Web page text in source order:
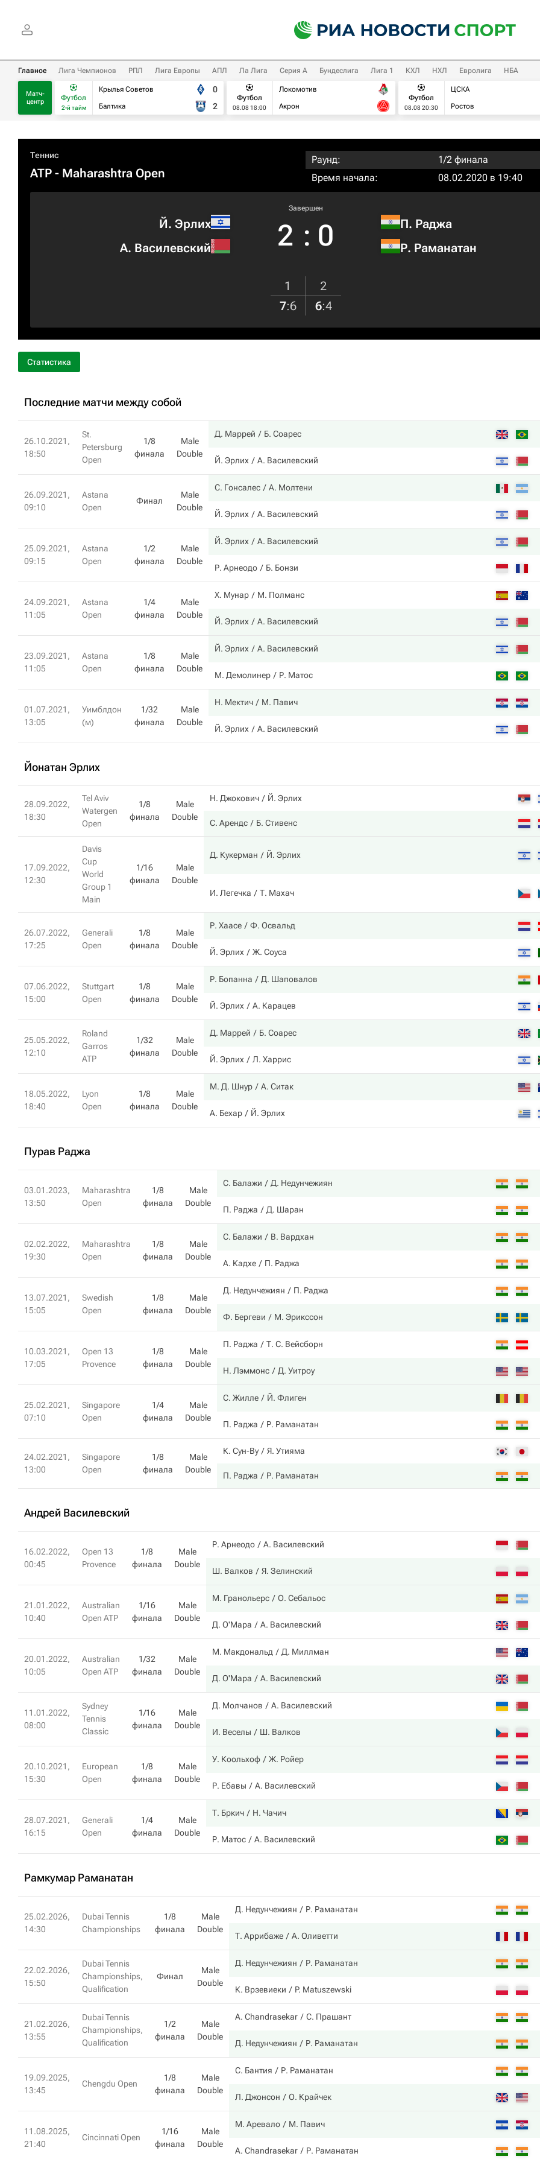
Главное Лига Чемпионов РПЛ Лига Европы АПЛ Ла Лига Серия А Бундеслига Лига 1 КХЛ НХЛ Евролига НБА
Матч-
центр
Футбол
2-й тайм
Крылья Советов
Балтика
0
2
Футбол
08.08 18:00
Локомотив
Акрон
Футбол
08.08 20:30
ЦСКА
Ростов
Теннис
ATP - Maharashtra Open
Раунд:
1/2 финала
Время начала:
08.02.2020 в 19:40
Й. Эрлих
А. Василевский
Завершен
2 : 0
П. Раджа
Р. Раманатан
1
2
7:6 6:4
Статистика
Последние матчи между собой
26.10.2021,
18:50
St.
Petersburg
Open
1/8
финала
Male
Double
Д. Маррей Б. Соарес
Й. Эрлих А. Василевский
26.09.2021,
09:10
Astana
Open
Финал
Male
Double
С. Гонсалес А. Молтени
Й. Эрлих А. Василевский
25.09.2021,
09:15
Astana
Open
1/2
финала
Male
Double
Й. Эрлих А. Василевский
Р. Арнеодо Б. Бонзи
24.09.2021,
11:05
Astana
Open
1/4
финала
Male
Double
Х. Мунар М. Полманс
Й. Эрлих А. Василевский
23.09.2021,
11:05
Astana
Open
1/8
финала
Male
Double
Й. Эрлих А. Василевский
М. Демолинер Р. Матос
01.07.2021,
13:05
Уимблдон
(м)
1/32
финала
Male
Double
Н. Мектич М. Павич
Й. Эрлих А. Василевский
Йонатан Эрлих
28.09.2022,
18:30
Tel Aviv
Watergen
Open
1/8
финала
Male
Double
Н. Джокович Й. Эрлих
С. Арендс Б. Стивенс
17.09.2022,
12:30
Davis
Cup
World
Group 1
Main
1/16
финала
Male
Double
Д. Кукерман Й. Эрлих
И. Легечка Т. Махач
26.07.2022,
17:25
Generali
Open
1/8
финала
Male
Double
Р. Хаасе Ф. Освальд
Й. Эрлих Ж. Соуса
07.06.2022,
15:00
Stuttgart
Open
1/8
финала
Male
Double
Р. Бопанна Д. Шаповалов
Й. Эрлих А. Карацев
25.05.2022,
12:10
Roland
Garros
ATP
1/32
финала
Male
Double
Д. Маррей Б. Соарес
Й. Эрлих Л. Харрис
18.05.2022,
18:40
Lyon
Open
1/8
финала
Male
Double
М. Д. Шнур А. Ситак
А. Бехар Й. Эрлих
Пурав Раджа
03.01.2023,
13:50
Maharashtra
Open
1/8
финала
Male
Double
С. Балажи Д. Недунчежиян
П. Раджа Д. Шаран
02.02.2022,
19:30
Maharashtra
Open
1/8
финала
Male
Double
С. Балажи В. Вардхан
А. Кадхе П. Раджа
13.07.2021,
15:05
Swedish
Open
1/8
финала
Male
Double
Д. Недунчежиян П. Раджа
Ф. Бергеви М. Эрикссон
10.03.2021,
17:05
Open 13
Provence
1/8
финала
Male
Double
П. Раджа Т. С. Вейсборн
Н. Лэммонс Д. Уитроу
25.02.2021,
07:10
Singapore
Open
1/4
финала
Male
Double
С. Жилле Й. Флиген
П. Раджа Р. Раманатан
24.02.2021,
13:00
Singapore
Open
1/8
финала
Male
Double
К. Сун-Ву Я. Утияма
П. Раджа Р. Раманатан
Андрей Василевский
16.02.2022,
00:45
Open 13
Provence
1/8
финала
Male
Double
Р. Арнеодо А. Василевский
Ш. Валков Я. Зелинский
21.01.2022,
10:40
Australian
Open ATP
1/16
финала
Male
Double
М. Гранольерс О. Себальос
Д. О'Мара А. Василевский
20.01.2022,
10:05
Australian
Open ATP
1/32
финала
Male
Double
М. Макдональд Д. Миллман
Д. О'Мара А. Василевский
11.01.2022,
08:00
Sydney
Tennis
Classic
1/16
финала
Male
Double
Д. Молчанов А. Василевский
И. Веселы Ш. Валков
20.10.2021,
15:30
European
Open
1/8
финала
Male
Double
У. Коольхоф Ж. Ройер
Р. Ебавы А. Василевский
28.07.2021,
16:15
Generali
Open
1/4
финала
Male
Double
Т. Бркич Н. Чачич
Р. Матос А. Василевский
Рамкумар Раманатан
25.02.2026,
14:30
Dubai Tennis
Championships
1/8
финала
Male
Double
Д. Недунчежиян Р. Раманатан
Т. Аррибаже А. Оливетти
22.02.2026,
15:50
Dubai Tennis
Championships,
Qualification
Финал
Male
Double
Д. Недунчежиян Р. Раманатан
К. Врзевиеки P. Matuszewski
21.02.2026,
13:55
Dubai Tennis
Championships,
Qualification
1/2
финала
Male
Double
A. Chandrasekar С. Прашант
Д. Недунчежиян Р. Раманатан
19.09.2025,
13:45
Chengdu Open
1/8
финала
Male
Double
С. Бантия Р. Раманатан
Л. Джонсон О. Крайчек
11.08.2025,
21:40
Cincinnati Open
1/16
финала
Male
Double
М. Аревало М. Павич
A. Chandrasekar Р. Раманатан